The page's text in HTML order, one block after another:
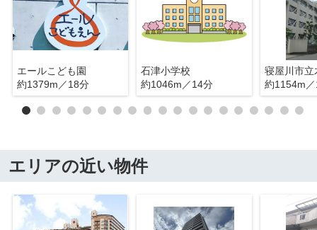
エールこども園
約1379m／18分
石津小学校
約1046m／14分
寝屋川市立
約1154m
エリアの近い物件